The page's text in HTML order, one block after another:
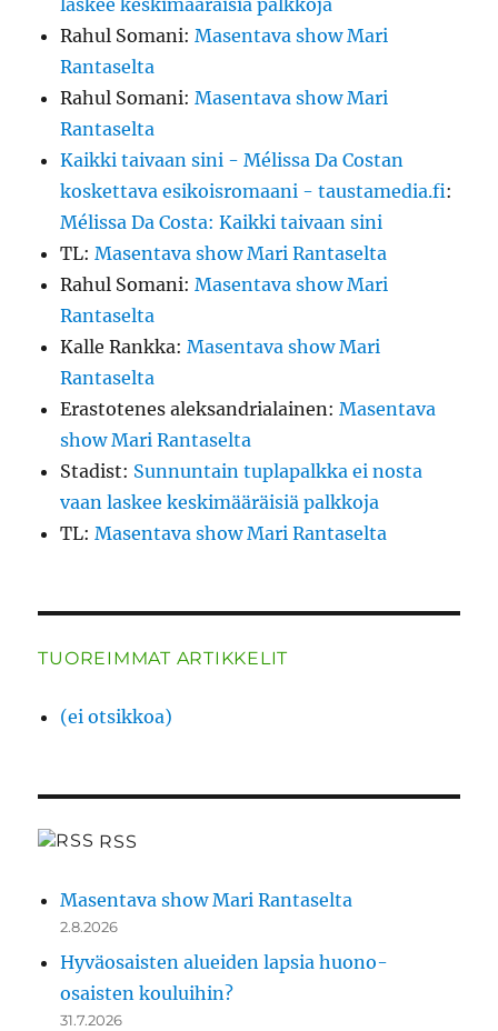
laskee keskimääräisiä palkkoja
Rahul Somani:Masentava show Mari
Rantaselta
Rahul Somani:Masentava show Mari
Rantaselta
Kaikki taivaan sini - Mélissa Da Costan
koskettava esikoisromaani - taustamedia.fi:
Mélissa Da Costa: Kaikki taivaan sini
TL:Masentava show Mari Rantaselta
Rahul Somani:Masentava show Mari
Rantaselta
Kalle Rankka:Masentava show Mari
Rantaselta
Erastotenes aleksandrialainen:Masentava
show Mari Rantaselta
Stadist: Sunnuntain tuplapalkka ei nosta
vaan laskee keskimääräisiä palkkoja
TL:Masentava show Mari Rantaselta
TUOREIMMAT ARTIKKELIT
(ei otsikkoa)
RSS
Masentava show Mari Rantaselta
2.8.2026
Hyväosaisten alueiden lapsia huono-
osaisten kouluihin?
31.7.2026